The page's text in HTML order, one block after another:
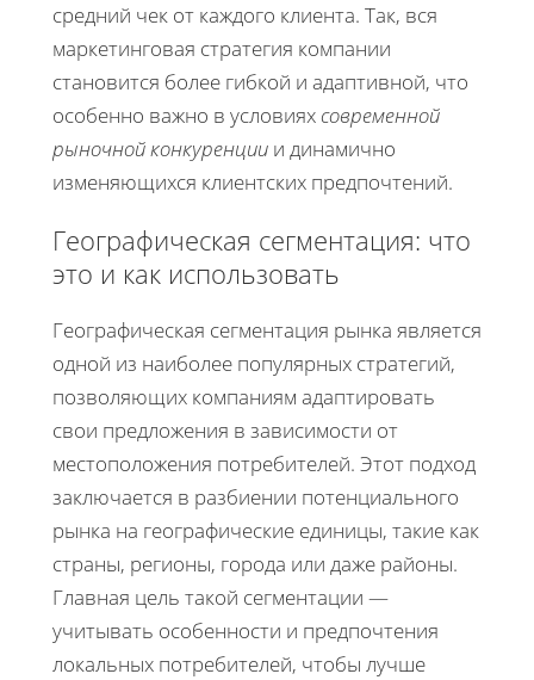
средний чек от каждого клиента. Так, вся
маркетинговая стратегия компании
становится более гибкой и адаптивной, что
особенно важно в условияхсовременной
рыночной конкуренции и динамично
изменяющихся клиентских предпочтений.
Географическая сегментация: что
это и как использовать
Географическая сегментация рынка является
одной из наиболее популярных стратегий,
позволяющих компаниям адаптировать
свои предложения в зависимости от
местоположения потребителей. Этот подход
заключается в разбиении потенциального
рынка на географические единицы, такие как
страны, регионы, города или даже районы.
Главная цель такой сегментации —
учитывать особенности и предпочтения
локальных потребителей, чтобы лучше